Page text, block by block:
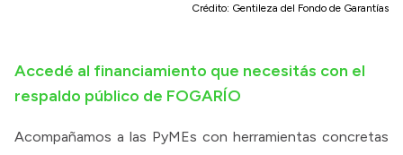
Crédito: Gentileza del Fondo de Garantías
Accedé al financiamiento que necesitás con el
respaldo público de FOGARÍO
Acompañamos a las PyMEs con herramientas concretas